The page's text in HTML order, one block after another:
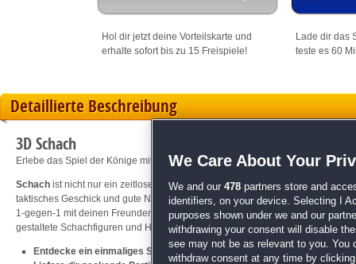
Hol dir jetzt deine Vorteilskarte und
erhalte sofort bis zu 15 Freispiele!
Lade dir das
teste es 60
Detaillierte Beschreibung
3D Schach
Erlebe das Spiel der Könige mit tollen Extras und Einfällen!
Schach ist nicht nur ein zeitloser Brettspielklassiker, sondern auch das
taktisches Geschick und gute Nerven sind nötig, um deinen Gegner zu
1-gegen-1 mit deinen Freunden. "3D Schach" bietet Schwierigkeitsgrade für
gestaltete Schachfiguren und Hintergründe, und ein unvergesslichesLogik -
Entdecke ein einmaliges Schach-Erlebnis
We Care About Your
We and our 478 partners store and
identifiers, on your device. Selecting I
purposes shown under we and our
withdrawing your consent will disable
see may not be as relevant to you. You
withdraw consent at any time by